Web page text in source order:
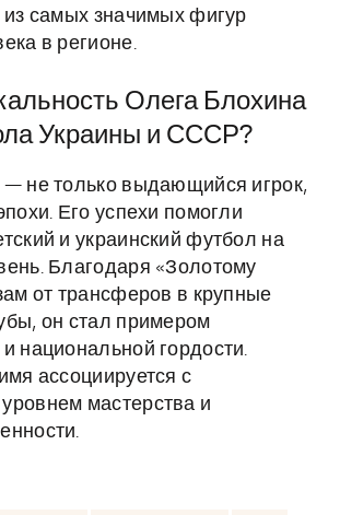
из самых значимых фигур
в регионе.
Олега Блохина
Украины и СССР?
не только выдающийся игрок,
Его успехи помогли
и украинский футбол на
Благодаря «Золотому
от трансферов в крупные
он стал примером
национальной гордости.
ассоциируется с
мастерства и